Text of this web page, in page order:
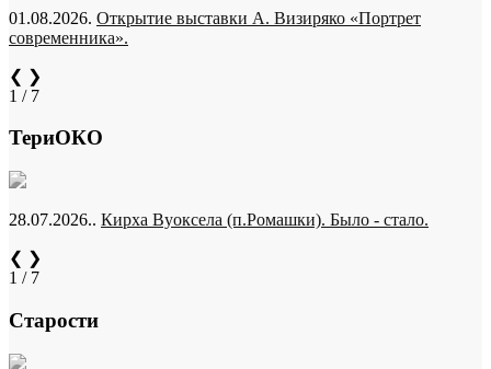
01.08.2026. Открытие выставки А. Визиряко «Портрет
современника».
❮ ❯
1 / 7
ТериОКО
28.07.2026.. Кирха Вуоксела (п.Ромашки). Было - стало.
❮ ❯
1 / 7
Старости